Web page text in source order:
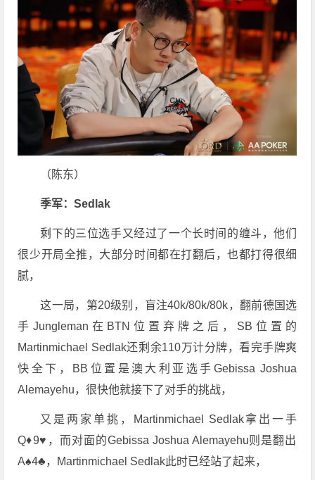
（陈东）
季军：Sedlak
剩下的三位选手又经过了一个长时间的缠斗，他们
很少开局全推，大部分时间都在打翻后，也都打得很细
腻，
这一局，第20级别，盲注40k/80k/80k，翻前德国选
手Jungleman在BTN位置弃牌之后，SB位置的
Martinmichael Sedlak还剩余110万计分牌，看完手牌爽
快全下，BB位置是澳大利亚选手Gebissa Joshua
Alemayehu，很快他就接下了对手的挑战，
又是两家单挑，Martinmichael Sedlak拿出一手
Q♦️9♥️，而对面的Gebissa Joshua Alemayehu则是翻出
A♠️4♣️，Martinmichael Sedlak此时已经站了起来，